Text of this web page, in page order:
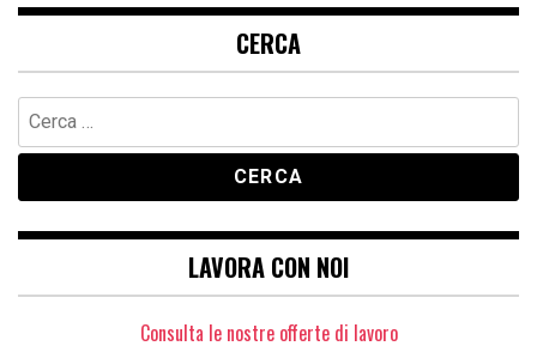
CERCA
Ricerca
per:
LAVORA CON NOI
Consulta le nostre offerte di lavoro